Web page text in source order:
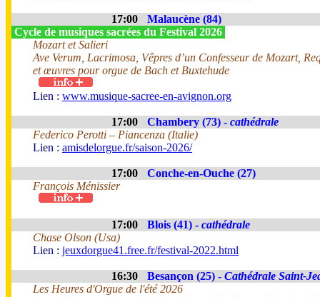
17:00
Malaucène (84)
Cycle de musiques sacrées du Festival 2026
Mozart et Salieri
Ave Verum, Lacrimosa, Vêpres d’un Confesseur de Mozart,
et œuvres pour orgue de Bach et Buxtehude
Lien : www.musique-sacree-en-avignon.org
17:00 Chambery (73) - cathédrale
Federico Perotti – Piancenza (Italie)
Lien : amisdelorgue.fr/saison-2026/
17:00
Conche-en-Ouche (27)
François Ménissier
17:00 Blois (41) - cathédrale
Chase Olson (Usa)
Lien : jeuxdorgue41.free.fr/festival-2022.html
16:30 Besançon (25) - Cathédrale Saint-
Les Heures d'Orgue de l'été 2026